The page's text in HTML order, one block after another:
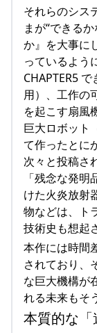
それらのシス
まが“できる
か』を大事に
っているよう
CHAPTER5
用）、工作の
を起こす扇風
巨大ロボット
て作ったとに
次々と投稿さ
「残念な発
けた火炎放射
物などは、ト
技術史も想起
本作には時間
されており、
な巨大機構が
れる未来もそ
本質的な